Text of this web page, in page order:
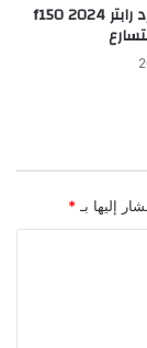
قصة نجاح فورد رابتر f150 2024
إليها بـ *